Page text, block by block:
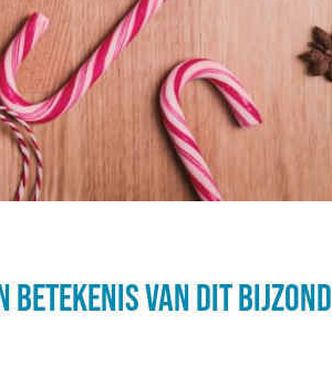
betekenis van dit